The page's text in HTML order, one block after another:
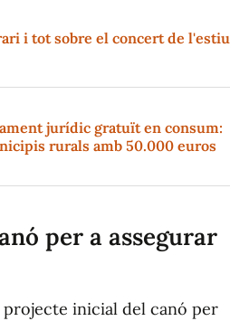
i tot sobre el concert de l'estiu
jurídic gratuït en consum:
rurals amb 50.000 euros
per a assegurar
projecte inicial del canó per